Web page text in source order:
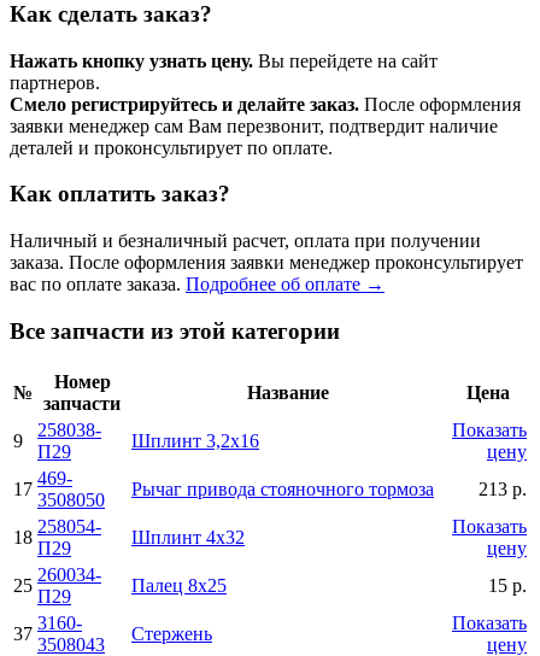
Как сделать заказ?
Нажать кнопку узнать цену. Вы перейдете на сайт
партнеров.
Смело регистрируйтесь и делайте заказ. После оформления
заявки менеджер сам Вам перезвонит, подтвердит наличие
деталей и проконсультирует по оплате.
Как оплатить заказ?
Наличный и безналичный расчет, оплата при получении
заказа. После оформления заявки менеджер проконсультирует
вас по оплате заказа. Подробнее об оплате →
Все запчасти из этой категории
№
Номер
запчасти
Название Цена
9
258038-
П29
Шплинт 3,2х16
Показать
цену
17
469-
3508050
Рычаг привода стояночного тормоза 213 р.
18
258054-
П29
Шплинт 4х32
Показать
цену
25
260034-
П29
Палец 8х25 15 р.
37
3160-
3508043
Стержень
Показать
цену